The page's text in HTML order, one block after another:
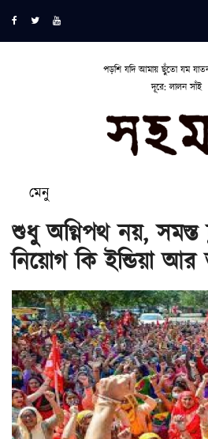
পড়শি যদি আমায় ছুঁতো যম
দূরে: লালন সাঁই
মেনু
শুধু অগ্নিপথ নয়, সমস্ত
নিয়োগ কি ইন্ডিয়া আর